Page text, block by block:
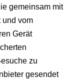
gemeinsam mit
und vom
Gerät
zu
gesendet